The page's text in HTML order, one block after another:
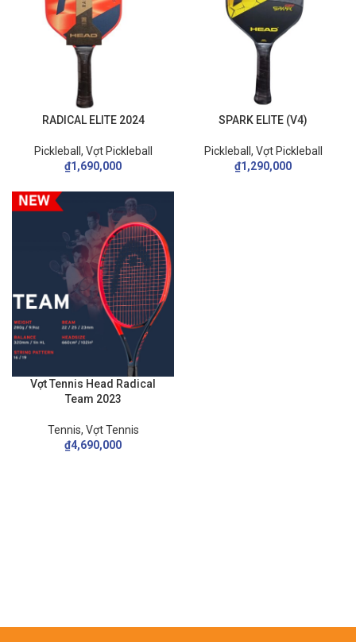
RADICAL ELITE 2024
Pickleball , Vợt Pickleball
₫1,690,000
SPARK ELITE (V4)
Pickleball , Vợt Pickleball
₫1,290,000
Vợt Tennis Head Radical
Team 2023
Tennis, Vợt Tennis
₫4,690,000